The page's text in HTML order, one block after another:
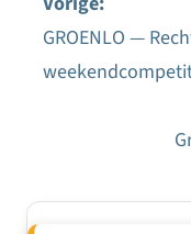
Bericht
GROENLO —